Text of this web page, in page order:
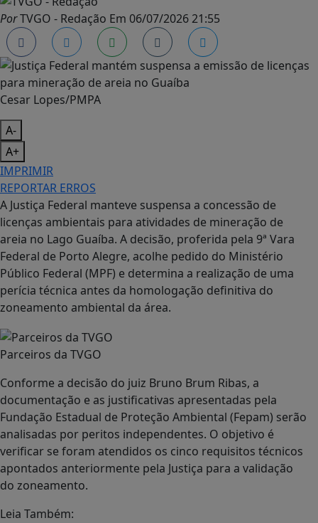
PorTVGO - Redação Em 06/07/2026 21:55
Cesar Lopes/PMPA
A-
A+
IMPRIMIR
REPORTAR ERROS
A Justiça Federal manteve suspensa a concessão de
licenças ambientais para atividades de mineração de
areia no Lago Guaíba. A decisão, proferida pela 9ª Vara
Federal de Porto Alegre, acolhe pedido do Ministério
Público Federal (MPF) e determina a realização de uma
perícia técnica antes da homologação definitiva do
zoneamento ambiental da área.
Parceiros da TVGO
Conforme a decisão do juiz Bruno Brum Ribas, a
documentação e as justificativas apresentadas pela
Fundação Estadual de Proteção Ambiental (Fepam) serão
analisadas por peritos independentes. O objetivo é
verificar se foram atendidos os cinco requisitos técnicos
apontados anteriormente pela Justiça para a validação
do zoneamento.
Leia Também: